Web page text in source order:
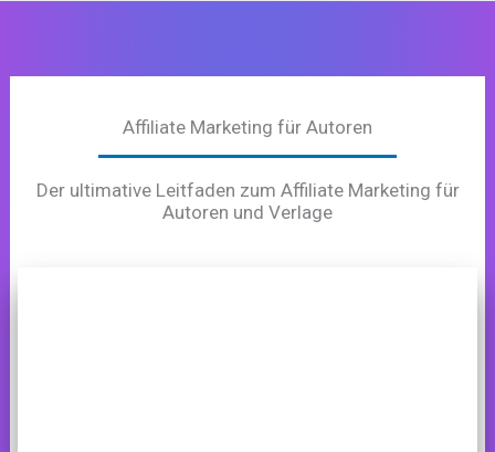
Affiliate Marketing für Autoren
Der ultimative Leitfaden zum Affiliate Marketing für
Autoren und Verlage